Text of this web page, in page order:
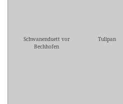
Schwanenduett vor
Bechhofen
Tulipan